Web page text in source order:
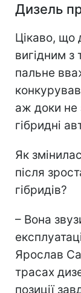
Дизель
Цікаво, що
вигідним з
пальне
аж доки не
гібридні
Як
після
гібридів?
– Вона
Ярослав
трасах
позиції